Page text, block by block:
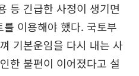
등 긴급한 사정이 생기면
이용해야 했다. 국토부
기본운임을 다시 내는 사
한 불편이 이어졌다고 설